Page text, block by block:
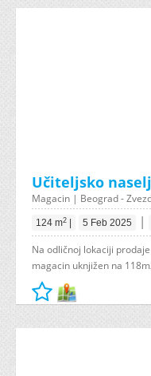
Učiteljsko
Magacin | Beograd -
124 m2 5 Feb 2025 |
Na odličnoj lokaciji
magacin uknjižen na